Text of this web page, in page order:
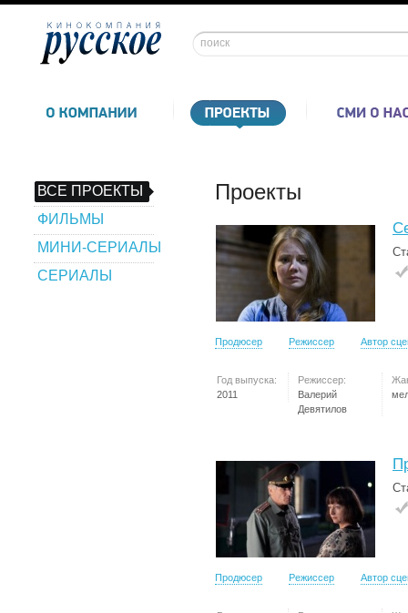
ВСЕ ПРОЕКТЫ
ФИЛЬМЫ
МИНИ-СЕРИАЛЫ
СЕРИАЛЫ
Проекты
Продюсер Режиссер Автор
Год выпуска:
2011
Режиссер:
Валерий
Девятилов
Продюсер Режиссер Автор